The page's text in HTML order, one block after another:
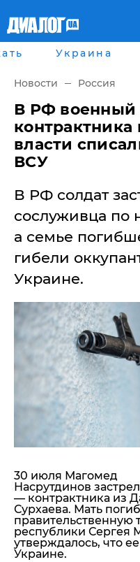
Главная
рассея
Мир
Беларусь
Военное обозрение
Наука и Техника
Экономика
Блоги
Шоу-биз
Здоровье
Украина
Спорт
Культура
Крыму
"ДНР"
"ЛНР"
Оккупация Крыма
Новости Крыма
Донбасс
Армия Украины
Пресс-релизы
Пресс-релизы
Украина
Новости Россия
В РФ военный
контрактника
власти
ВСУ
​В РФ солдат
сослуживца по
а семье
гибели
Украине.
30 июля Магомед
Насрутдинов
— контрактника из
Сурхаева. Мать
правительственную
республики Сергея
утверждалось, что
Украине.